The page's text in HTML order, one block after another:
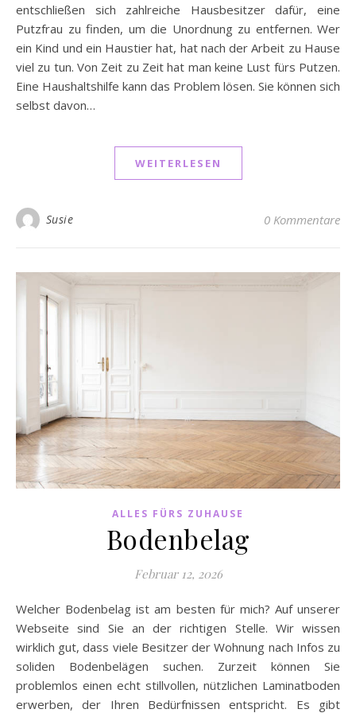
entschließen sich zahlreiche Hausbesitzer dafür, eine
Putzfrau zu finden, um die Unordnung zu entfernen. Wer
ein Kind und ein Haustier hat, hat nach der Arbeit zu Hause
viel zu tun. Von Zeit zu Zeit hat man keine Lust fürs Putzen.
Eine Haushaltshilfe kann das Problem lösen. Sie können sich
selbst davon…
WEITERLESEN
Susie 0 Kommentare
ALLES FÜRS ZUHAUSE
Bodenbelag
Februar 12, 2026
Welcher Bodenbelag ist am besten für mich? Auf unserer
Webseite sind Sie an der richtigen Stelle. Wir wissen
wirklich gut, dass viele Besitzer der Wohnung nach Infos zu
soliden Bodenbelägen suchen. Zurzeit können Sie
problemlos einen echt stillvollen, nützlichen Laminatboden
erwerben, der Ihren Bedürfnissen entspricht. Es gibt